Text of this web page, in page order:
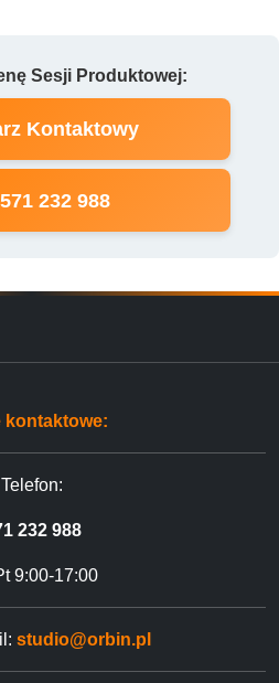
Sesji Produktowej:
Kontaktowy
232 988
kontaktowe:
Telefon:
232 988
9:00-17:00
studio@orbin.pl